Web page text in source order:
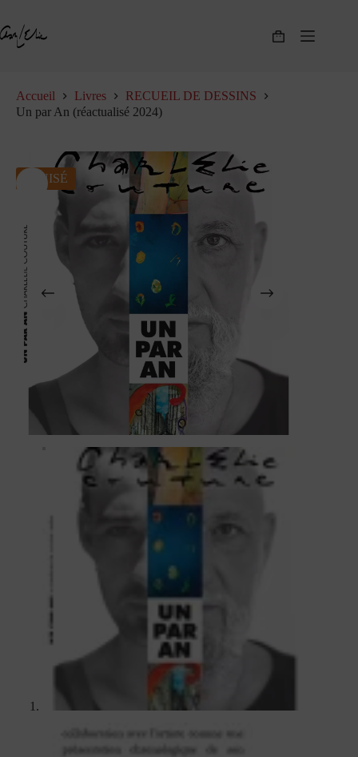
contenu
Panier
Accueil Livres
RECUEIL DE DESSINS
Un par An (réactualisé 2024)
ÉPUISÉ